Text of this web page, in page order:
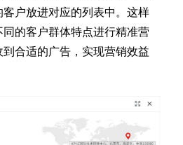
户放进对应的列表中。这样
的客户群体特点进行精准营
合适的广告，实现营销效益